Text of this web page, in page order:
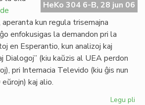
HeKo 304 6-B, 28 jun 06
kun regula trisemajna
enfokusigas la demandon pri la
en Esperantio, kun analizoj kaj
Dialogoj” (kiu kaŭzis al UEA perdon
pri Internacia Televido (kiu ĝis nun
kaj alio.
Legu pli